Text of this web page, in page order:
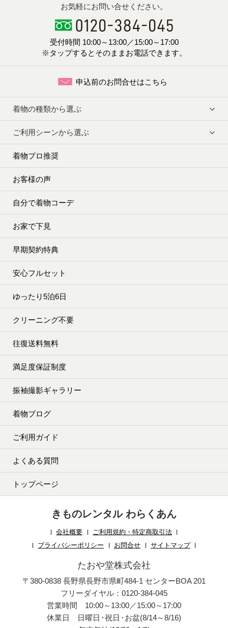
お気軽にお問い合せください。
受付時間 10:00～13:00／15:00～17:00
※タップするとそのままお電話できます。
申込前のお問合せはこちら
着物の種類から選ぶ
ご利用シーンから選ぶ
着物プロ推奨
お客様の声
自分で着物コーデ
お家で下見
早期契約特典
安心フルセット
ゆったり5泊6日
クリーニング不要
往復送料無料
満足度保証制度
振袖撮影ギャラリー
着物ブログ
ご利用ガイド
よくある質問
トップページ
きものレンタル わらくあん
会社概要
ご利用規約・特定商取引法
プライバシーポリシー
お問合せ サイトマップ
たおや堂株式会社
〒380-0838 長野県長野市県町484-1 センターBOA 201
フリーダイヤル：0120-384-045
営業時間 10:00～13:00／15:00～17:00
休業日 日曜日 ・祝日 ・お盆(8/14～8/16)